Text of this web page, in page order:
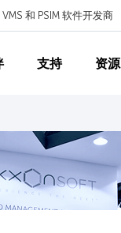
和 PSIM 软件开发商
支持 资源